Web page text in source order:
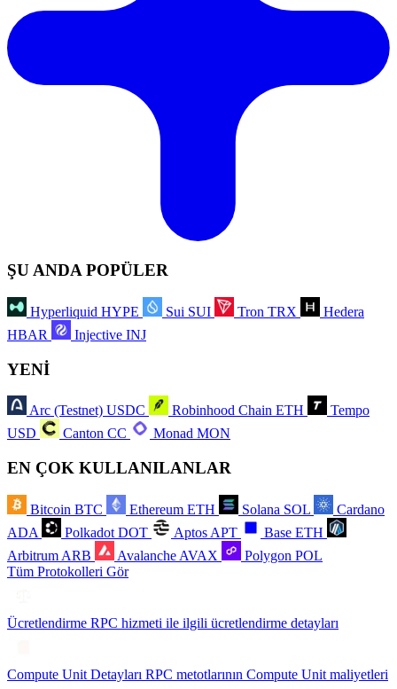
ŞU ANDA POPÜLER
Hyperliquid HYPE Sui SUI Tron TRX
Hedera
HBAR
Injective INJ
YENİ
Arc (Testnet) USDC Robinhood Chain ETH
Tempo
USD
Canton CC Monad MON
EN ÇOK KULLANILANLAR
Bitcoin BTC Ethereum ETH Solana SOL
Cardano
ADA
Polkadot DOT Aptos APT Base ETH
Arbitrum ARB Avalanche AVAX Polygon POL
Tüm Protokolleri Gör
Ücretlendirme RPC hizmeti ile ilgili ücretlendirme detayları
Compute Unit Detayları RPC metotlarının Compute Unit maliyetleri